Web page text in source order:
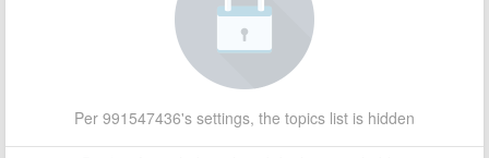
Per 991547436's settings, the topics list is hidden